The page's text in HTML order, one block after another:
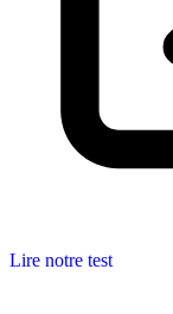
Lire notre test